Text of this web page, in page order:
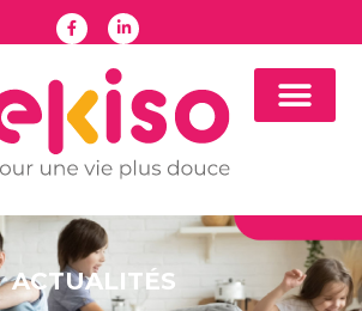
ACTUALITÉS